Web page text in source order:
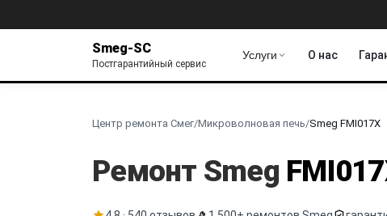
Smeg-SC
Постгарантийный сервис
Услуги О нас
Центр ремонта Смег/Микроволновая печь/Smeg FMI017X
Ремонт Smeg